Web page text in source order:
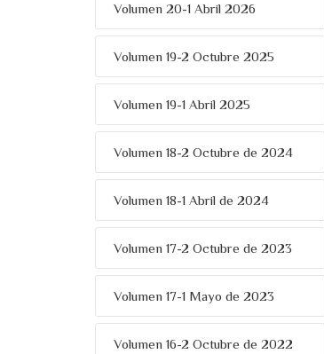
Volumen 20-1 Abril 2026
Volumen 19-2 Octubre 2025
Volumen 19-1 Abril 2025
Volumen 18-2 Octubre de 2024
Volumen 18-1 Abril de 2024
Volumen 17-2 Octubre de 2023
Volumen 17-1 Mayo de 2023
Volumen 16-2 Octubre de 2022